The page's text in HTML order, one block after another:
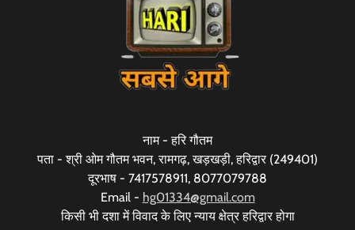
नाम - हरि गौतम
पता - श्री ओम गौतम भवन, रामगढ़, खड़खड़ी, हरिद्वार (249401)
दूरभाष - 7417578911, 8077079788
Email - hg01334@gmail.com
किसी भी दशा में विवाद के लिए न्याय क्षेत्र हरिद्वार होगा